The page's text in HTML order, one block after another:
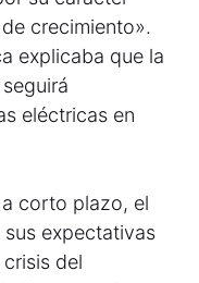
crecimiento».
explicaba que la
eléctricas en
corto plazo, el
expectativas
del